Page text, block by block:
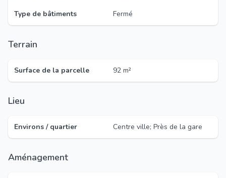
Type de bâtiments
Fermé
Terrain
Surface de la parcelle 92 m²
Lieu
Environs / quartier Centre ville; Près de la gare
Aménagement